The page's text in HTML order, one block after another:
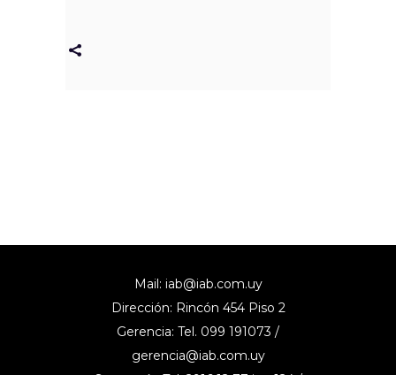
Mail: iab@iab.com.uy
Dirección: Rincón 454 Piso 2
Gerencia: Tel. 099 191073 /
gerencia@iab.com.uy